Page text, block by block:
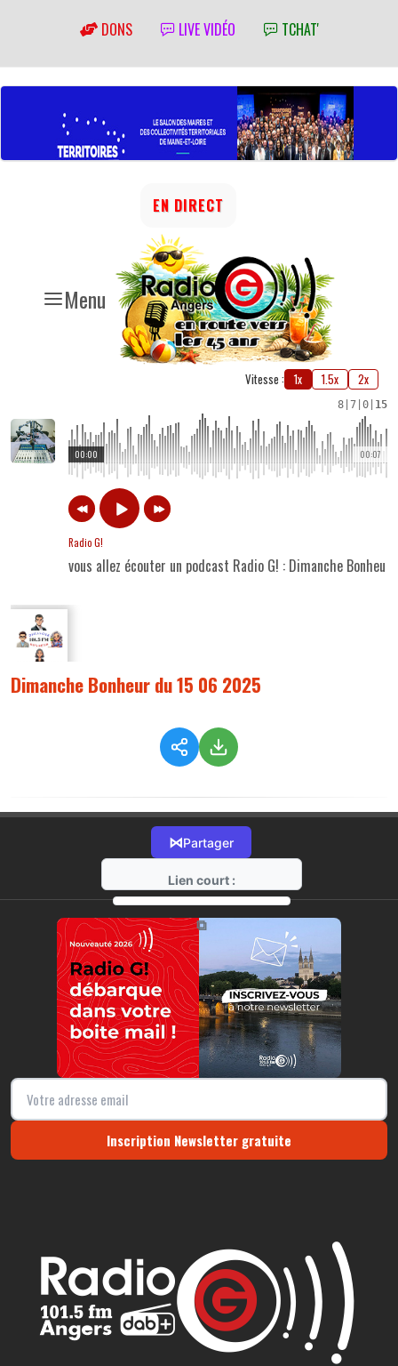
DONS LIVE VIDÉO TCHAT'
Menu
EN DIRECT
Vitesse : 1x 1.5x 2x
8 7 0 15
00:07
00:00
Radio G!
vous allez écouter un podcast Radio G! : Dimanche
Dimanche Bonheur du 15 06 2025
⋈Partager
Lien court :
https://radio-g.fr?17947
⧉
Inscription Newsletter gratuite